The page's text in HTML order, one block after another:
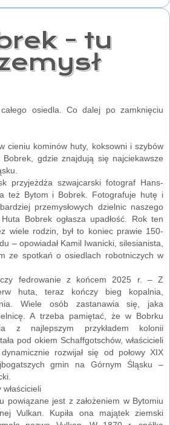
- tu
osiedla. Co dalej po zamknięciu
cieniu kominów huty, koksowni i szybów
gdzie znajdują się najciekawsze
przyjeżdża szwajcarski fotograf Hans-
też Bytom i Bobrek. Fotografuje hutę i
przemysłowych dzielnic naszego
Bobrek ogłasza upadłość. Rok ten
wiele rodzin, był to koniec prawie 150-
– opowiadał Kamil Iwanicki, silesianista,
ze spotkań o osiedlach robotniczych w
fedrowanie z końcem 2025 r. – Z
huta, teraz kończy bieg kopalnia,
Wiele osób zastanawia się, jaka
A trzeba pamiętać, że w Bobrku
z najlepszym przykładem kolonii
pod okiem Schaffgotschów, właścicieli
rozwijał się od połowy XIX
gmin na Górnym Śląsku –
właścicieli
powiązane jest z założeniem w Bytomiu
Vulkan. Kupiła ona majątek ziemski